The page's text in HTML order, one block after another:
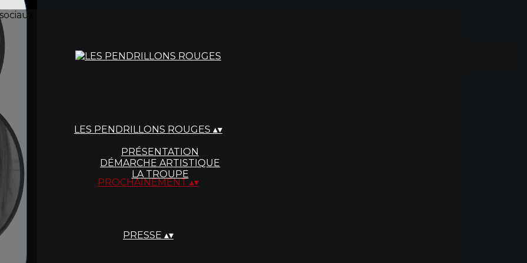
LES PENDRILLONS ROUGES ▴▾
PRÉSENTATION
DÉMARCHE ARTISTIQUE
LA TROUPE
PROCHAINEMENT▴▾
PRESSE ▴▾